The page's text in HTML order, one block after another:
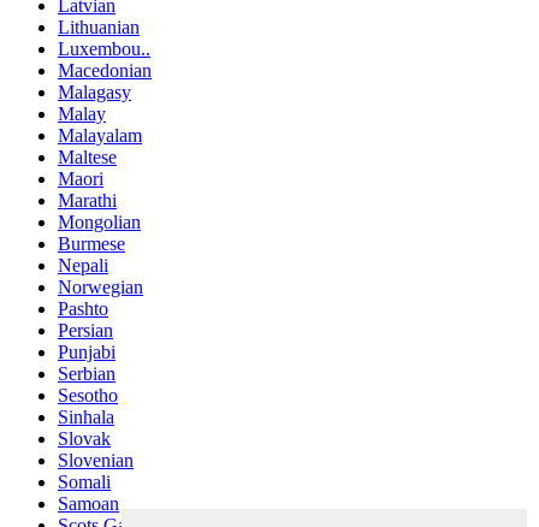
Latvian
Lithuanian
Luxembou..
Macedonian
Malagasy
Malay
Malayalam
Maltese
Maori
Marathi
Mongolian
Burmese
Nepali
Norwegian
Pashto
Persian
Punjabi
Serbian
Sesotho
Sinhala
Slovak
Slovenian
Somali
Samoan